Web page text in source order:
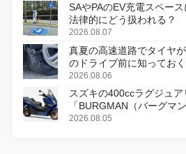
SAやPAのEV充電スペー
法律的にどう扱われる？
2026.08.07
真夏の高速道路でタイヤ
のドライブ前に知ってお
2026.08.06
スズキの400ccラグジュ
「BURGMAN（バーグマ
変更し、8月18日に発売
2026.08.05